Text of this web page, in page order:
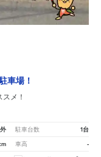
車場！
メ！
駐車台数 1台
車高 -